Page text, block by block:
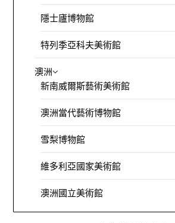
隱士廬博物館
特列季亞科夫美術館
澳洲
新南威爾斯藝術美術館
澳洲當代藝術博物館
雪梨博物館
維多利亞國家美術館
澳洲國立美術館